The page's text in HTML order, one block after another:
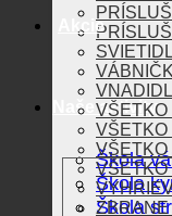
Akcie
Naše aktivity
Škola
Škola
Škola
VŠETKO
VŠETKO
VŠETKO
VŠETKO
ZBRANE